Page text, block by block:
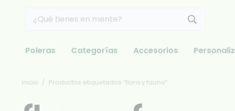
Poleras Categorías Accesorios
Inicio / Productos etiquetados “flora y fauna”